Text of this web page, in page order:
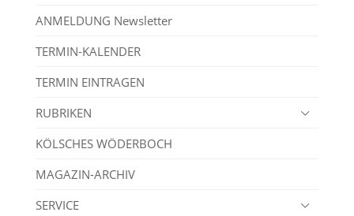
ANMELDUNG Newsletter
TERMIN-KALENDER
TERMIN EINTRAGEN
RUBRIKEN
KÖLSCHES WÖDERBOCH
MAGAZIN-ARCHIV
SERVICE